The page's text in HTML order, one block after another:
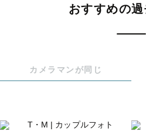
いただきます☺️ おすすめの
カメラマンが同じ